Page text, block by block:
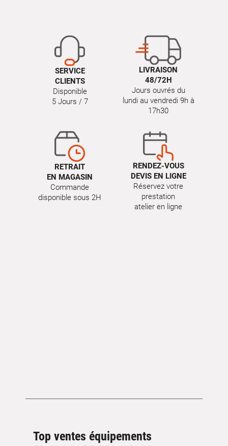
SERVICE
CLIENTS
Disponible
5 Jours / 7
LIVRAISON
48/72H
Jours ouvrés du
lundi au vendredi 9h à
17h30
RETRAIT
EN MAGASIN
Commande
disponible sous 2H
RENDEZ-VOUS
DEVIS EN LIGNE
Réservez votre
prestation
atelier en ligne
Top ventes équipements